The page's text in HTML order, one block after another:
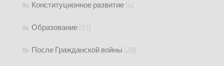
Конституционное развитие (4)
Образование (51)
После Гражданской войны (29)